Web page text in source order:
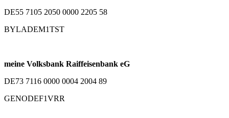
DE55 7105 2050 0000 2205 58
BYLADEM1TST
meine Volksbank Raiffeisenbank eG
DE73 7116 0000 0004 2004 89
GENODEF1VRR